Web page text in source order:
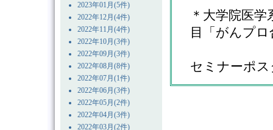
2023年01月(5件)
2022年12月(4件)
2022年11月(4件)
2022年10月(3件)
2022年09月(3件)
2022年08月(8件)
2022年07月(1件)
2022年06月(3件)
2022年05月(2件)
2022年04月(3件)
2022年03月(2件)
＊大学院医
目「がんプ
セミナーポ